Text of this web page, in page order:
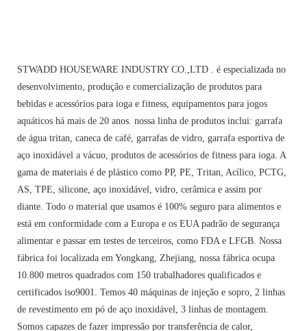
STWADD HOUSEWARE INDUSTRY CO.,LTD . é especializada no
desenvolvimento, produção e comercialização de produtos para
bebidas e acessórios para ioga e fitness, equipamentos para jogos
aquáticos há mais de 20 anos. nossa linha de produtos inclui: garrafa
de água tritan, caneca de café, garrafas de vidro, garrafa esportiva de
aço inoxidável a vácuo, produtos de acessórios de fitness para ioga. A
gama de materiais é de plástico como PP, PE, Tritan, Acílico, PCTG,
AS, TPE, silicone, aço inoxidável, vidro, cerâmica e assim por
diante. Todo o material que usamos é 100% seguro para alimentos e
está em conformidade com a Europa e os EUA padrão de segurança
alimentar e passar em testes de terceiros, como FDA e LFGB. Nossa
fábrica foi localizada em Yongkang, Zhejiang, nossa fábrica ocupa
10.800 metros quadrados com 150 trabalhadores qualificados e
certificados iso9001. Temos 40 máquinas de injeção e sopro, 2 linhas
de revestimento em pó de aço inoxidável, 3 linhas de montagem.
Somos capazes de fazer impressão por transferência de calor,